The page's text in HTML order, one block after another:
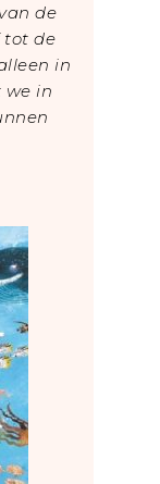
de
tot de
in
we in